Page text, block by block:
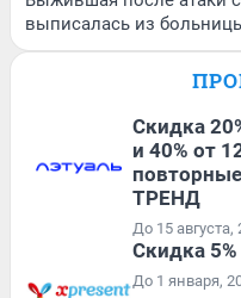
выписалась из
Скидка
и 40% от
ТРЕНД
До 15 августа,
Скидка
До 1 января,